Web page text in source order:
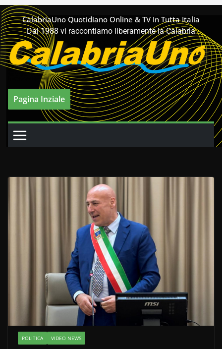
Salta
al
contenuto
CalabriaUno Quotidiano Online & TV In Tutta Italia
Dal 1988 vi raccontiamo liberamente la Calabria
Pagina Inziale
POLITICA VIDEO NEWS